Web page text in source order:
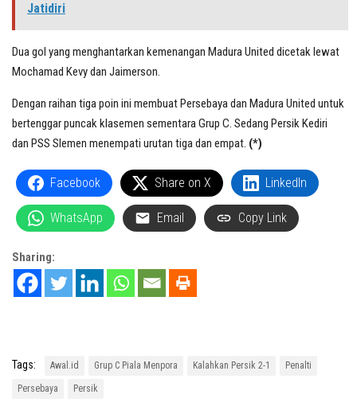
Jatidiri
Dua gol yang menghantarkan kemenangan Madura United dicetak lewat
Mochamad Kevy dan Jaimerson.
Dengan raihan tiga poin ini membuat Persebaya dan Madura United untuk
bertenggar puncak klasemen sementara Grup C. Sedang Persik Kediri
dan PSS Slemen menempati urutan tiga dan empat. (*)
Facebook Share on X LinkedIn
WhatsApp Email Copy Link
Sharing:
Tags: Awal.id Grup C Piala Menpora Kalahkan Persik 2-1 Penalti
Persebaya Persik